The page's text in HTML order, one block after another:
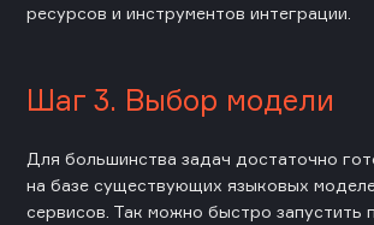
ресурсов и инструментов интеграции.
Шаг 3. Выбор модели
Для большинства задач достаточно
на базе существующих языковых
сервисов. Так можно быстро запустить